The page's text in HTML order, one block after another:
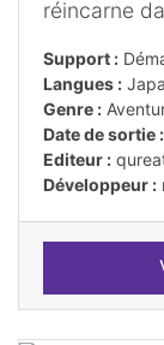
réincarne
Support :
Langues :
Genre :
Date de sortie :
Editeur :
Développeur :